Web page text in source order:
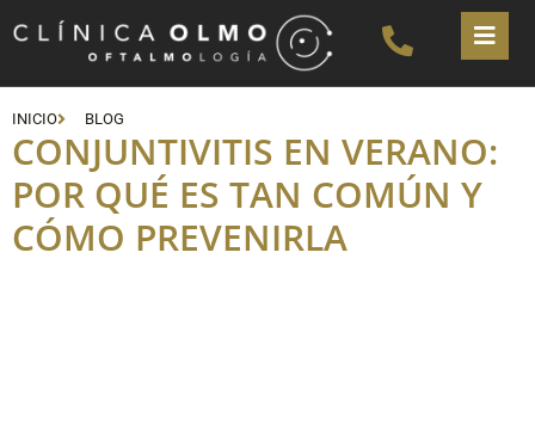
INICIO BLOG
CONJUNTIVITIS EN VERANO:
POR QUÉ ES TAN COMÚN Y
CÓMO PREVENIRLA